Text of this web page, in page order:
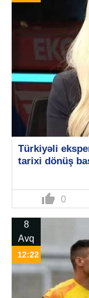
Türkiyəli
tarixi dönüş
thumb_up 0
8
Avq
12:22